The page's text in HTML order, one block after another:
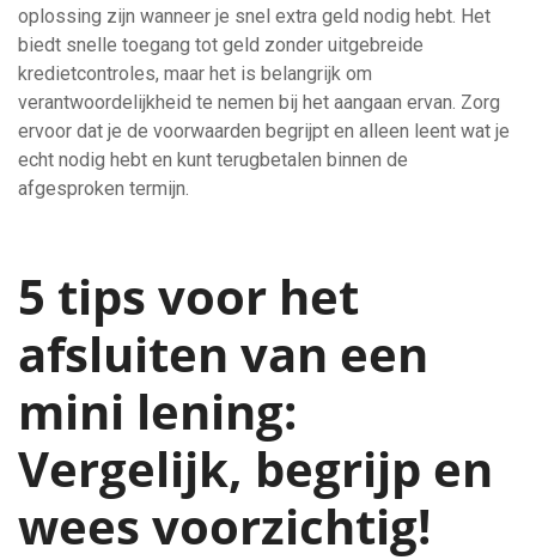
oplossing zijn wanneer je snel extra geld nodig hebt. Het
biedt snelle toegang tot geld zonder uitgebreide
kredietcontroles, maar het is belangrijk om
verantwoordelijkheid te nemen bij het aangaan ervan. Zorg
ervoor dat je de voorwaarden begrijpt en alleen leent wat je
echt nodig hebt en kunt terugbetalen binnen de
afgesproken termijn.
5 tips voor het
afsluiten van een
mini lening:
Vergelijk, begrijp en
wees voorzichtig!